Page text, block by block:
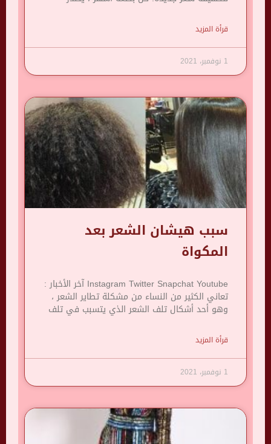
قرأة المزيد
1 نوفمبر، 2021
سبب هيشان الشعر بعد
المكواة
Instagram Twitter Snapchat Youtube آخر الأخبار :
تعاني الكثير من النساء من مشكلة تطاير الشعر ،
وهو أحد أشكال تلف الشعر الذي يتسبب في تلف
قرأة المزيد
1 نوفمبر، 2021